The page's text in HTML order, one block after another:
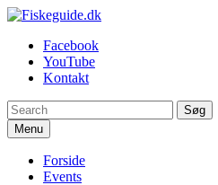
Spring
indhold
Fiskeguide.dk
En fiskeguide, der skaffer dig en
Facebook
YouTube
Kontakt
Søg
Menu
Forside
Events